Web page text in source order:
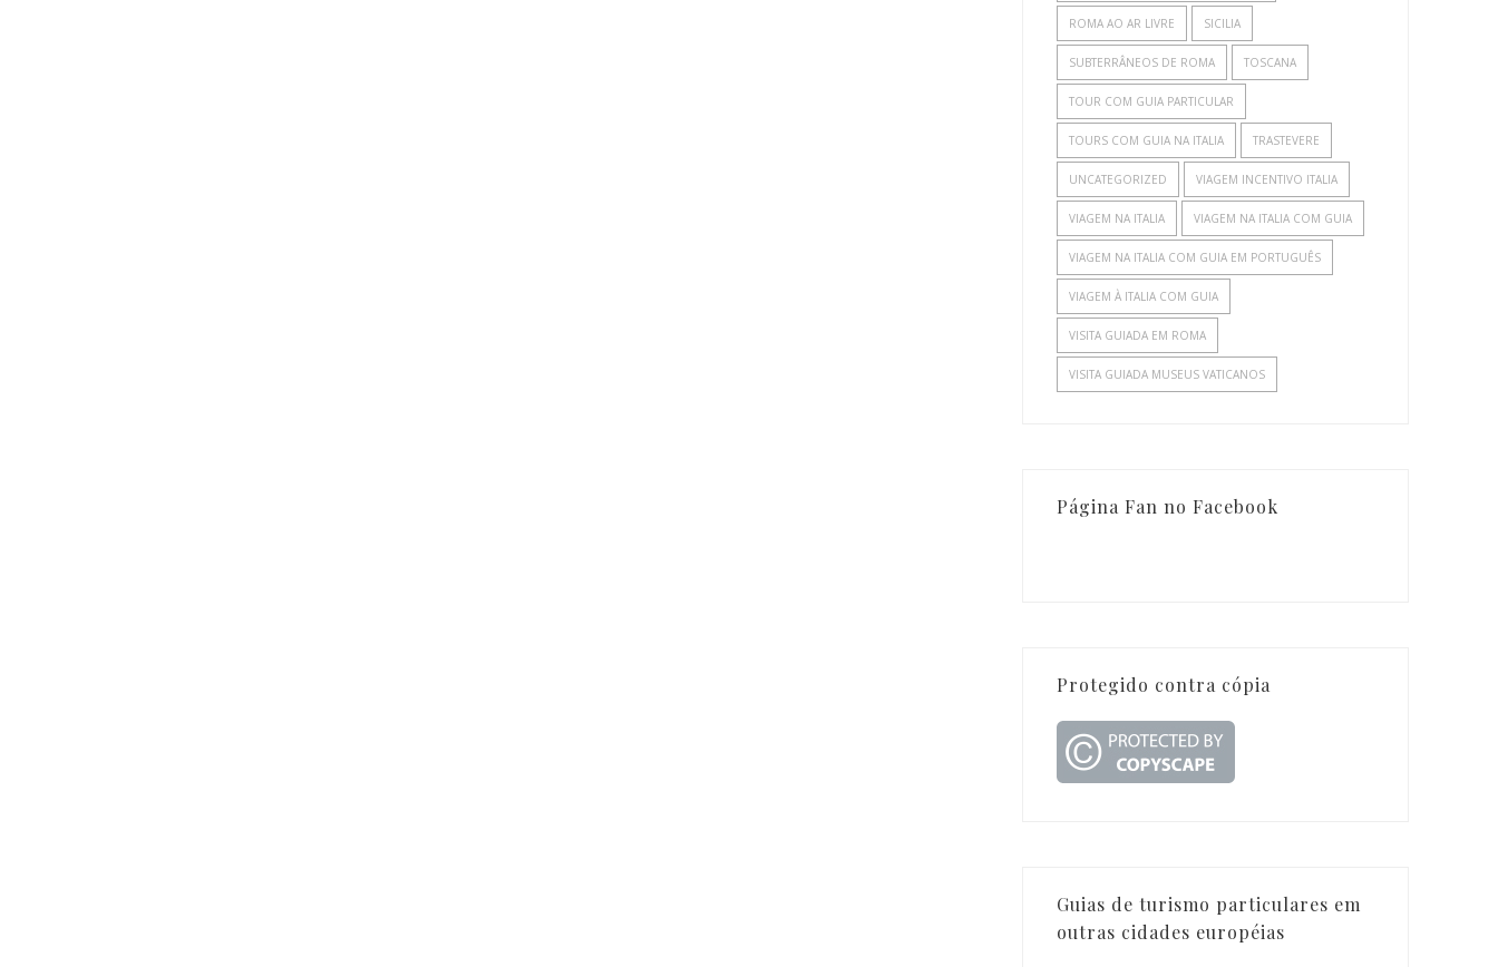
ROMA AO AR LIVRE SICILIA
SUBTERRÂNEOS DE ROMA TOSCANA
TOUR COM GUIA PARTICULAR
TOURS COM GUIA NA ITALIA TRASTEVERE
UNCATEGORIZED VIAGEM INCENTIVO ITALIA
VIAGEM NA ITALIA VIAGEM NA ITALIA COM GUIA
VIAGEM NA ITALIA COM GUIA EM PORTUGUÊS
VIAGEM À ITALIA COM GUIA
VISITA GUIADA EM ROMA
VISITA GUIADA MUSEUS VATICANOS
Página Fan no Facebook
Protegido contra cópia
Guias de turismo particulares em
outras cidades européias